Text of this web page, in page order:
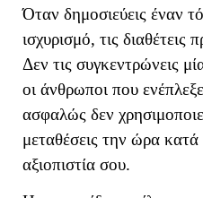
Όταν δημοσιεύεις έναν
ισχυρισμό, τις
Δεν τις συγκεντρώνεις
οι άνθρωποι που
ασφαλώς δεν
μεταθέσεις την ώρα κατά
αξιοπιστία σου.